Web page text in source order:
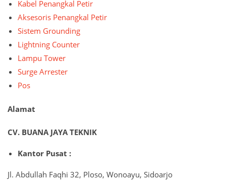
Kabel Penangkal Petir
Aksesoris Penangkal Petir
Sistem Grounding
Lightning Counter
Lampu Tower
Surge Arrester
Pos
Alamat
CV. BUANA JAYA TEKNIK
Kantor Pusat :
Jl. Abdullah Faqhi 32, Ploso, Wonoayu, Sidoarjo